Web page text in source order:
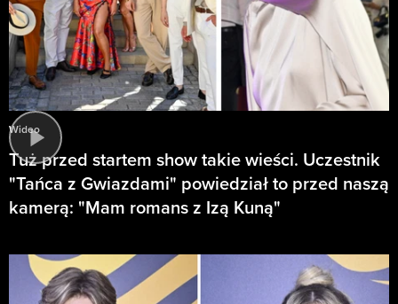
Wideo
Tuż przed startem show takie wieści. Uczestnik
"Tańca z Gwiazdami" powiedział to przed naszą
kamerą: "Mam romans z Izą Kuną"